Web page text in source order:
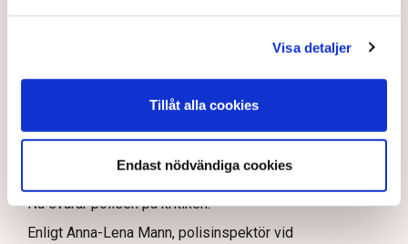
Visa detaljer
Tillåt alla cookies
Endast nödvändiga cookies
att polisen ”behöver utveckla sina metoder för att
och varnade för att det annars råder ”djungelns lag”.
bör ge utrymme för aktivister att blockera en
tillståndsgiven verksamhet, och om inte polisen borde
och näringsverksamhet mot den typen av störningar.
Nu svarar polisen på kritiken.
Enligt Anna-Lena Mann, polisinspektör vid